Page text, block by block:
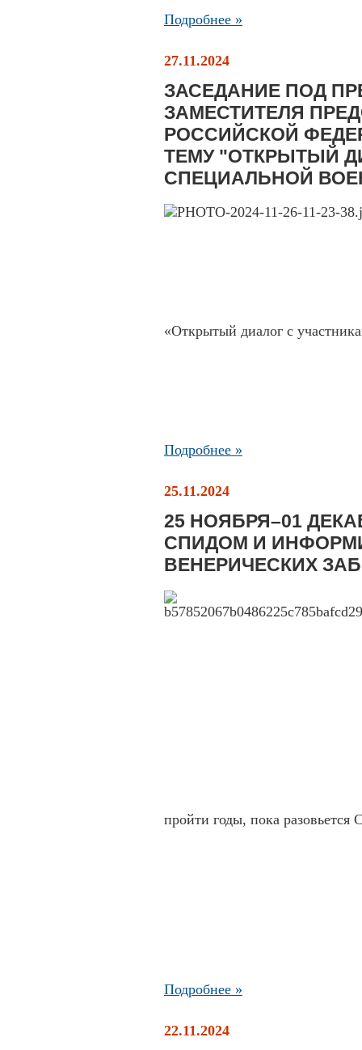
Подробнее »
27.11.2024
ЗАСЕДАНИЕ ПОД
ЗАМЕСТИТЕЛЯ
РОССИЙСКОЙ
ТЕМУ "ОТКРЫТЫЙ
СПЕЦИАЛЬНОЙ
«Открытый диалог с
Подробнее »
25.11.2024
25 НОЯБРЯ–01
СПИДОМ И
ВЕНЕРИЧЕСКИХ
пройти годы, пока
Подробнее »
22.11.2024